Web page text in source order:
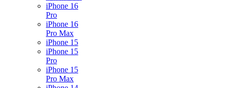
iPhone 16
Pro
iPhone 16
Pro Max
iPhone 15
iPhone 15
Pro
iPhone 15
Pro Max